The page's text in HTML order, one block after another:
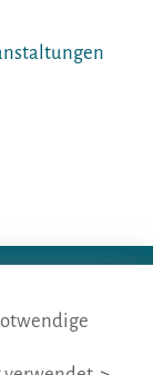
Str. 33 · D-90439